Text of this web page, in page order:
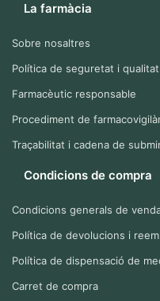
La farmàcia
Sobre nosaltres
Política de seguretat i
Farmacèutic responsable
Procediment de
Traçabilitat i cadena de
Condicions de compra
Condicions generals de
Política de devolucions i
Política de dispensació de
Carret de compra